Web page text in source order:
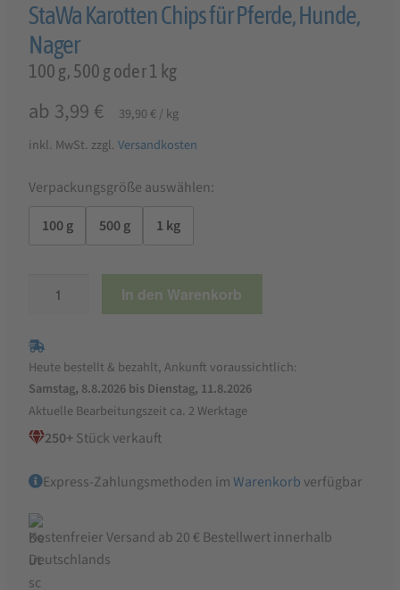
StaWa Karotten Chips für Pferde, Hunde,
Nager
100 g, 500 g oder 1 kg
ab 3,99 € 39,90 €/kg
inkl. MwSt. zzgl. Versandkosten
Verpackungsgröße auswählen:
100 g
500 g 1 kg
Karotten
für
Pferde,
Hunde,
Nager
Menge
In den Warenkorb
Heute bestellt & bezahlt, Ankunft voraussichtlich:
Samstag, 8.8.2026 bis Dienstag, 11.8.2026
Aktuelle Bearbeitungszeit ca. 2 Werktage
250+Stück verkauft
Express-Zahlungsmethoden imWarenkorb verfügbar
Kostenfreier Versand ab 20 € Bestellwert innerhalb
Deutschlands